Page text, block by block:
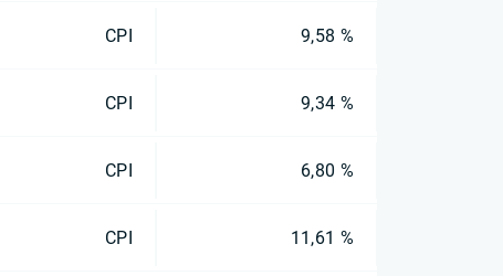
CPI 9,58 %
CPI 9,34 %
CPI 6,80 %
CPI 11,61 %